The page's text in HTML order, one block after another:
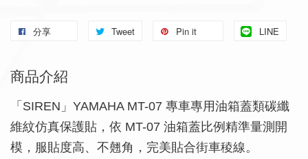
分享 Tweet Pin it LINE
商品介紹
「SIREN」YAMAHA MT-07 專車專用油箱蓋類碳纖
維紋仿真保護貼，依 MT-07 油箱蓋比例精準量測開
模，服貼度高、不翹角，完美貼合街車稜線。